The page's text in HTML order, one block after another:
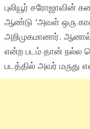
புலியூர்
ஆண்டு ‘அவள் ஒரு
அறிமுகமானார். ஆனால்
என்ற படம் தான் நல்ல
படத்தில் அவர் மருது